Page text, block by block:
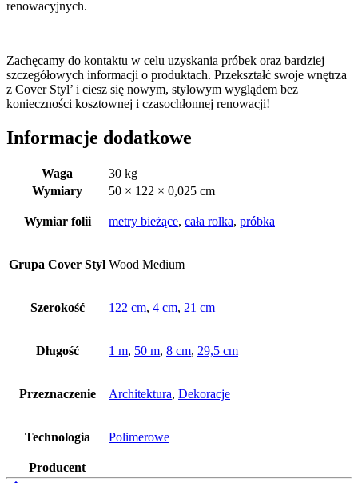
renowacyjnych.
Zachęcamy do kontaktu w celu uzyskania próbek oraz bardziej
szczegółowych informacji o produktach. Przekształć swoje wnętrza
z Cover Styl’ i ciesz się nowym, stylowym wyglądem bez
konieczności kosztownej i czasochłonnej renowacji!
Informacje dodatkowe
Waga
30 kg
Wymiary
50 × 122 × 0,025 cm
Wymiar folii metry bieżące, cała rolka, próbka
Grupa Cover Styl Wood Medium
Szerokość 122 cm, 4 cm, 21 cm
Długość 1 m, 50 m, 8 cm, 29,5 cm
Przeznaczenie Architektura, Dekoracje
Technologia Polimerowe
Producent